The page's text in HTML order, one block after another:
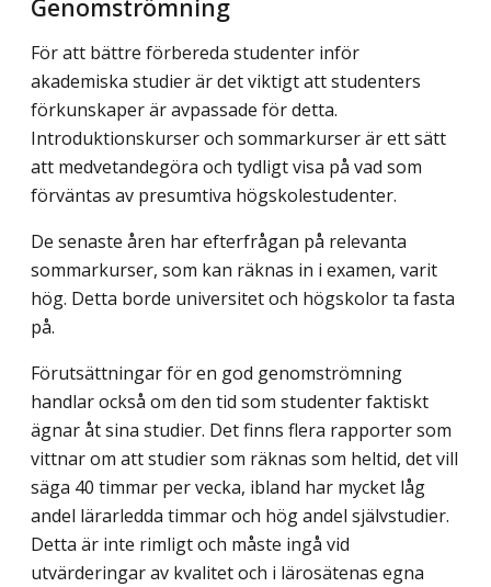
Genomströmning
För att bättre förbereda studenter inför
akademiska studier är det viktigt att studenters
förkunskaper är avpassade för detta.
Introduktionskurser och sommarkurser är ett sätt
att medvetandegöra och tydligt visa på vad som
förväntas av presumtiva högskole­studenter.
De senaste åren har efterfrågan på relevanta
sommarkurser, som kan räknas in i examen, varit
hög. Detta borde universitet och högskolor ta fasta
på.
Förutsättningar för en god genomströmning
handlar också om den tid som studenter faktiskt
ägnar åt sina studier. Det finns flera rapporter som
vittnar om att studier som räknas som heltid, det vill
säga 40 timmar per vecka, ibland har mycket låg
andel lärarledda timmar och hög andel självstudier.
Detta är inte rimligt och måste ingå vid
utvärderingar av kvalitet och i lärosätenas egna